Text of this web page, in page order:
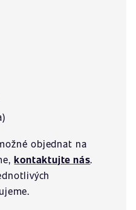
objednat na
kontaktujte nás.